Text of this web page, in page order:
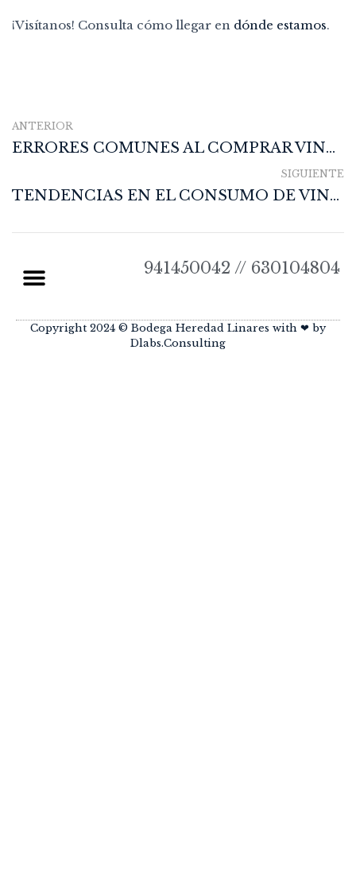
¡Visítanos! Consulta cómo llegar en dónde estamos.
ANTERIOR
ERRORES COMUNES AL COMPRAR VINO ONLINE Y CÓMO EVITARLOS
SIGUIENTE
TENDENCIAS EN EL CONSUMO DE VINO EN ESPAÑA 2025
941450042 // 630104804
Copyright 2024 © Bodega Heredad Linares with ❤ by
Dlabs.Consulting